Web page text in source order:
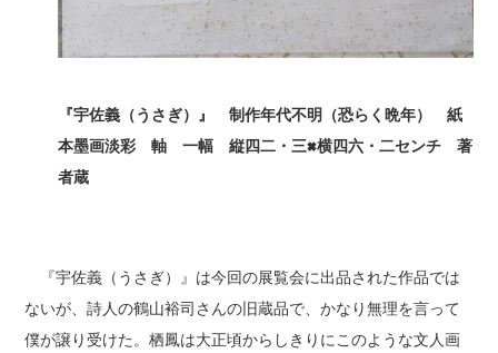
『宇佐義（うさぎ）』 制作年代不明（恐らく晩年） 紙
本墨画淡彩 軸 一幅 縦四二・三×横四六・二センチ 著
者蔵
『宇佐義（うさぎ）』は今回の展覧会に出品された作品では
ないが、詩人の鶴山裕司さんの旧蔵品で、かなり無理を言って
僕が譲り受けた。栖鳳は大正頃からしきりにこのような文人画